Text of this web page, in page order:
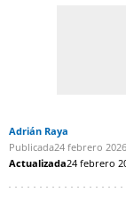
Adrián Raya
Publicada24 febrero 2026
Actualizada24 febrero